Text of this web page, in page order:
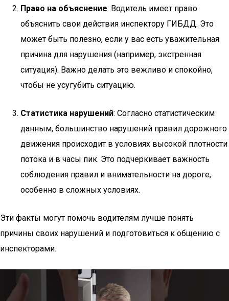
Право на объяснение: Водитель имеет право
объяснить свои действия инспектору ГИБДД. Это
может быть полезно, если у вас есть уважительная
причина для нарушения (например, экстренная
ситуация). Важно делать это вежливо и спокойно,
чтобы не усугубить ситуацию.
Статистика нарушений: Согласно статистическим
данным, большинство нарушений правил дорожного
движения происходит в условиях высокой плотности
потока и в часы пик. Это подчеркивает важность
соблюдения правил и внимательности на дороге,
особенно в сложных условиях.
Эти факты могут помочь водителям лучше понять
причины своих нарушений и подготовиться к общению с
инспекторами.